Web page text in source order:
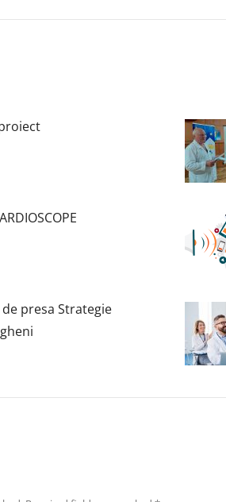
presa Strategie